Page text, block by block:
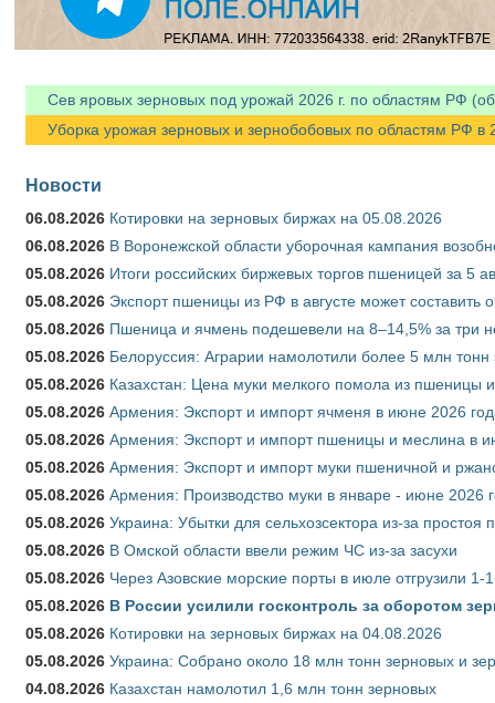
Сев яровых зерновых под урожай 2026 г. по областям РФ
Уборка урожая зерновых и зернобобовых по областям РФ в
Новости
06.08.2026 Котировки на зерновых биржах на 05.08.2026
06.08.2026 В Воронежской области уборочная кампания
05.08.2026 Итоги российских биржевых торгов пшеницей за 5
05.08.2026 Экспорт пшеницы из РФ в августе может составить
05.08.2026 Пшеница и ячмень подешевели на 8–14,5% за три
05.08.2026 Белоруссия: Аграрии намолотили более 5 млн тонн
05.08.2026 Казахстан: Цена муки мелкого помола из пшеницы
05.08.2026 Армения: Экспорт и импорт ячменя в июне 2026
05.08.2026 Армения: Экспорт и импорт пшеницы и меслина в
05.08.2026 Армения: Экспорт и импорт муки пшеничной и
05.08.2026 Армения: Производство муки в январе - июне 2026
05.08.2026 Украина: Убытки для сельхозсектора из-за простоя
05.08.2026 В Омской области ввели режим ЧС из-за засухи
05.08.2026 Через Азовские морские порты в июле отгрузили
05.08.2026 В России усилили госконтроль за оборотом
05.08.2026 Котировки на зерновых биржах на 04.08.2026
05.08.2026 Украина: Собрано около 18 млн тонн зерновых и
04.08.2026 Казахстан намолотил 1,6 млн тонн зерновых